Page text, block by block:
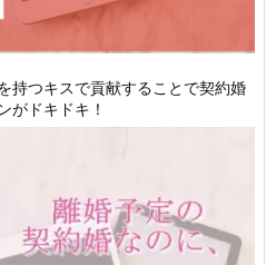
持つキスで貢献することで契約婚
がドキドキ！